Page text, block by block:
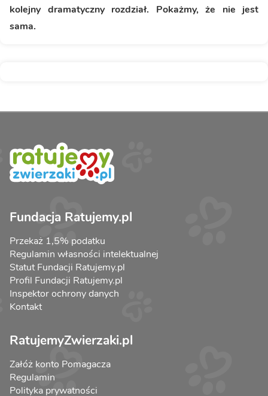
kolejny dramatyczny rozdział. Pokażmy, że nie jest
sama.
Fundacja Ratujemy.pl
Przekaż 1,5% podatku
Regulamin własności intelektualnej
Statut Fundacji Ratujemy.pl
Profil Fundacji Ratujemy.pl
Inspektor ochrony danych
Kontakt
RatujemyZwierzaki.pl
Załóż konto Pomagacza
Regulamin
Polityka prywatności